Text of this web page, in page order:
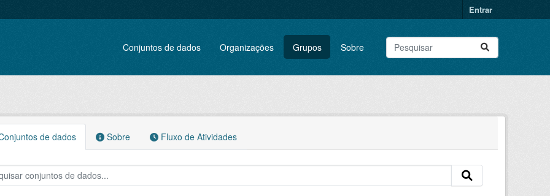
Entrar
Conjuntos de dados Organizações Grupos Sobre
de dados Sobre Fluxo de Atividades